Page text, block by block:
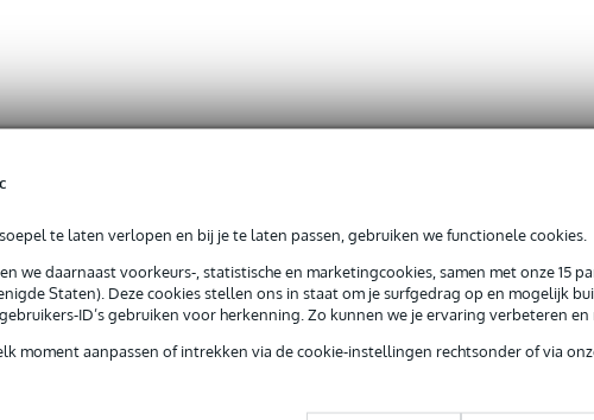
te laten verlopen en bij je te laten passen, gebruiken we functionele cookies.
we daarnaast voorkeurs-, statistische en marketingcookies, samen met onze 15
Staten). Deze cookies stellen ons in staat om je surfgedrag op en mogelijk
ID’s gebruiken voor herkenning. Zo kunnen we je ervaring verbeteren
moment aanpassen of intrekken via de cookie-instellingen rechtsonder of via